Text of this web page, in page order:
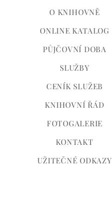
O KNIHOVNĚ
ONLINE KATALOG
PŮJČOVNÍ DOBA
SLUŽBY
CENÍK SLUŽEB
KNIHOVNÍ ŘÁD
FOTOGALERIE
KONTAKT
UŽITEČNÉ ODKAZY